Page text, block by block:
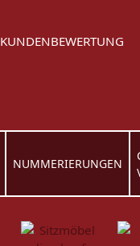
KUNDENBEWERTUNG
NUMMERIERUNGEN